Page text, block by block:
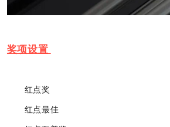
奖项设置
红点奖
红点最佳